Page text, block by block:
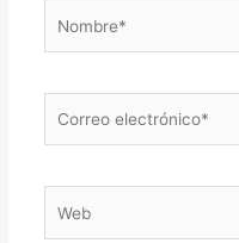
electrónico*